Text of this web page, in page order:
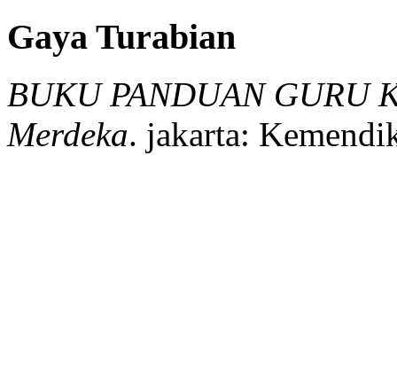
Gaya Turabian
BUKU PANDUAN GURU
Merdeka. jakarta: